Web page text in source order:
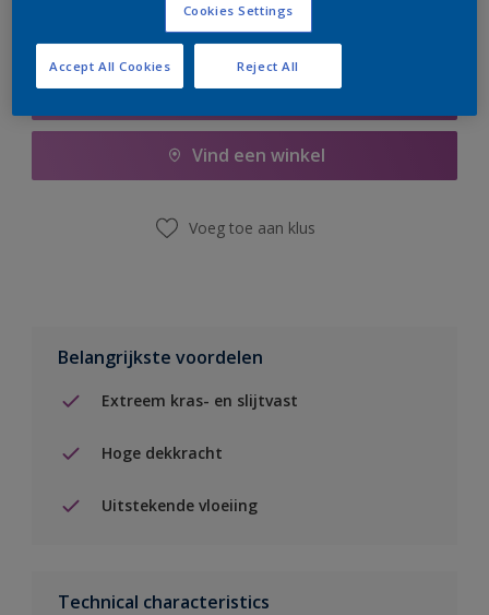
Boodschappenlijst
Vind een winkel
Voeg toe aan klus
Belangrijkste voordelen
Extreem kras- en slijtvast
Hoge dekkracht
Uitstekende vloeiing
Technical characteristics
Cookies Settings
Reject All
Accept All Cookies